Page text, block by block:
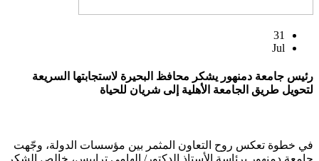
31
Jul
رئيس جامعة دمنهور يشكر محافظ البحيرة لاستجابتها السريعة
لتحويل طريق الجامعة الأهلية إلى شريان للحياة
في خطوة تعكس روح التعاون المثمر بين مؤسسات الدولة، وجّهت
جامعة دمنهور برئاسة الأستاذ الدكتور/ إلهامي ترابيس، خالص الشكر